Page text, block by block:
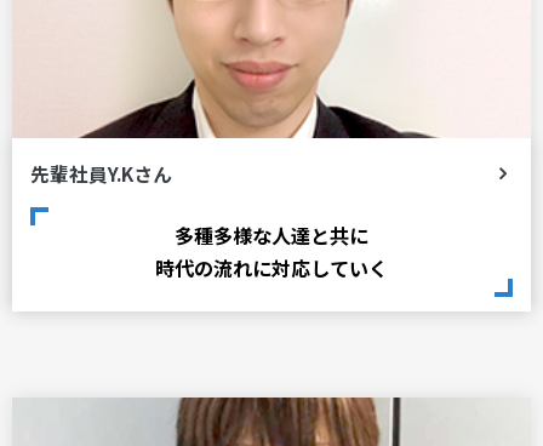
先輩社員Y.Kさん
多種多様な人達と共に
時代の流れに対応していく